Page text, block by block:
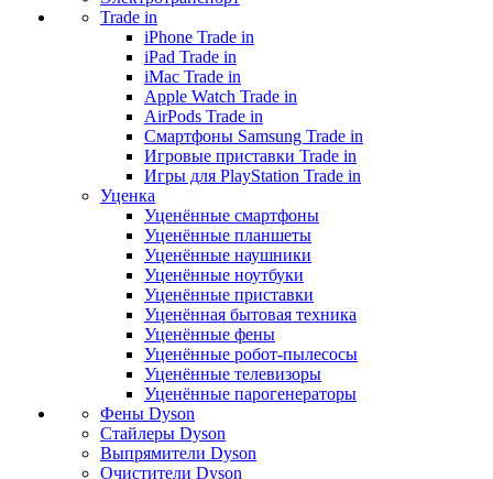
Trade in
iPhone Trade in
iPad Trade in
iMac Trade in
Apple Watch Trade in
AirPods Trade in
Смартфоны Samsung Trade in
Игровые приставки Trade in
Игры для PlayStation Trade in
Уценка
Уценённые смартфоны
Уценённые планшеты
Уценённые наушники
Уценённые ноутбуки
Уценённые приставки
Уценённая бытовая техника
Уценённые фены
Уценённые робот-пылесосы
Уценённые телевизоры
Уценённые парогенераторы
Фены Dyson
Стайлеры Dyson
Выпрямители Dyson
Очистители Dyson